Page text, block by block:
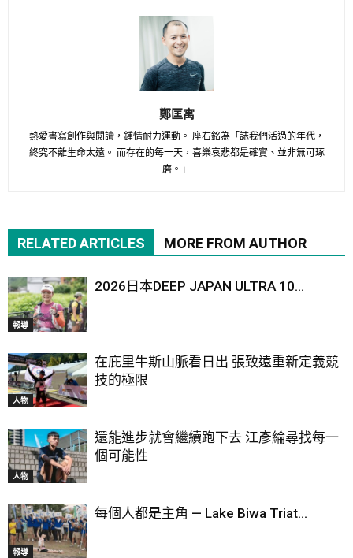
鄭匡寓
熱愛書寫創作與閱讀，鍾情耐力運動。 座右銘為「誌我們活過的年代，
終究不離生命太遠。 而存在的每一天，喜樂哀悲都是確實、並非無可琢
磨。」
RELATED ARTICLES MORE FROM AUTHOR
報導
2026日本DEEP JAPAN ULTRA 10...
人物
在庇里牛斯山脈看日出 張致遠重新定義競
技的極限
人物
還能進步就會繼續跑下去 江彥綸尋找每一
個可能性
報導
每個人都是主角 — Lake Biwa Triat...